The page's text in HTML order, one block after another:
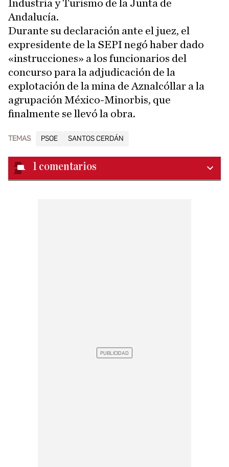
Industria y Turismo de la Junta de
Andalucía.
Durante su declaración ante el juez, el
expresidente de la SEPI negó haber dado
«instrucciones» a los funcionarios del
concurso para la adjudicación de la
explotación de la mina de Aznalcóllar a la
agrupación México-Minorbis, que
finalmente se llevó la obra.
TEMAS PSOE SANTOS CERDÁN
1 comentarios